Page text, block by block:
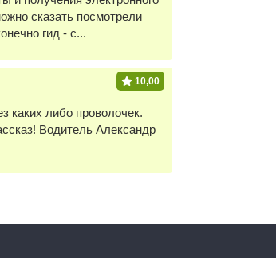
сказать посмотрели
гид - с...
10,00
каких либо проволочек.
Водитель Александр